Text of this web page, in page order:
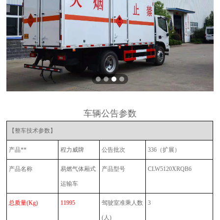
车辆公告参数
【整车技术参数】
产品** 程力威牌 公告批次 336（扩展）
产品名称 易燃气体厢式
运输车
产品型号 CLW5120XRQB6
总质量(Kg) 11995 驾驶室准乘人数
(人)
3